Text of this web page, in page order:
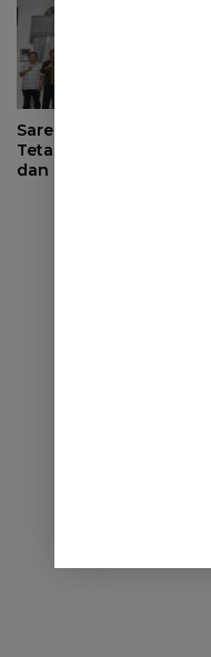
Saresehan di Sumedang
Tetapkan Resolusi Alam
dan Budaya Tatar Sunda